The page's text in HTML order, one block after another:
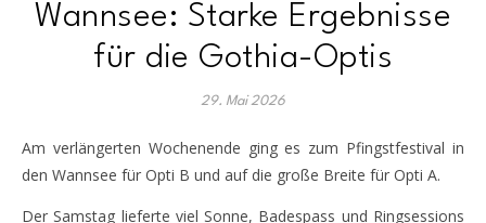
Wannsee: Starke Ergebnisse
für die Gothia-Optis
29. Mai 2026
Am verlängerten Wochenende ging es zum Pfingstfestival in
den Wannsee für Opti B und auf die große Breite für Opti A.
Der Samstag lieferte viel Sonne, Badespass und Ringsessions